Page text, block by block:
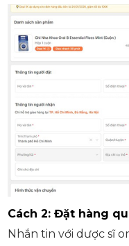
Cách 2: Đặt hàng
Nhắn tin với dược sĩ